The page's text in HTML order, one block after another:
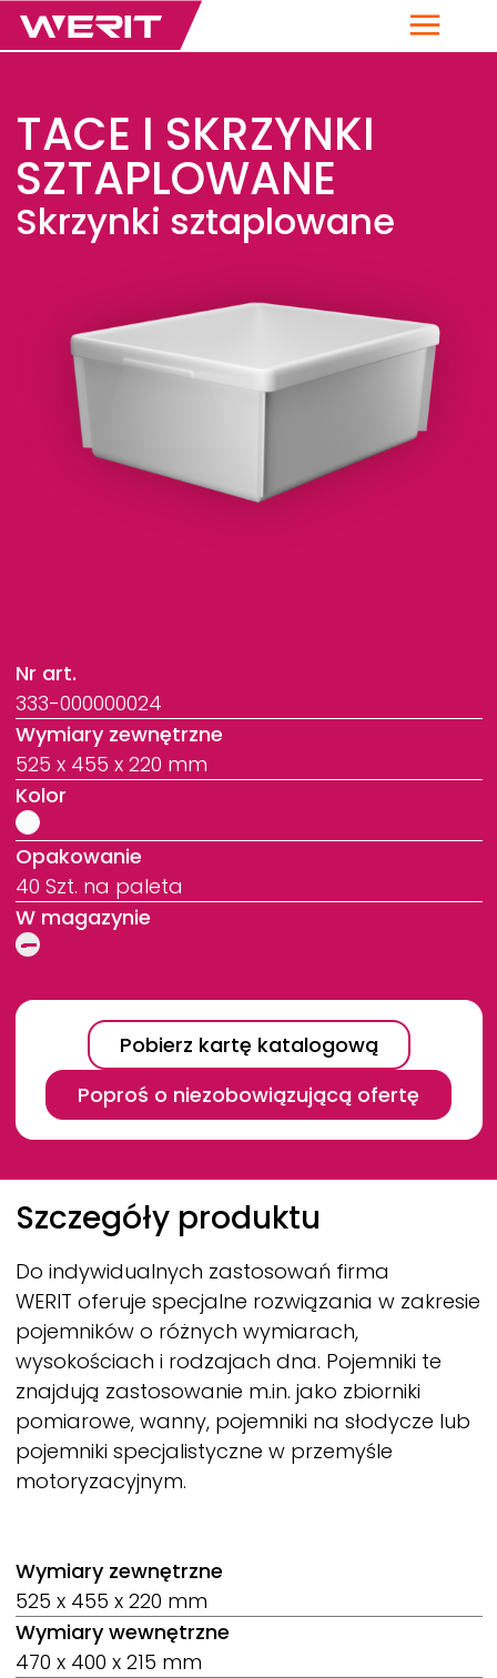
Menu
TACE I SKRZYNKI
SZTAPLOWANE
Skrzynki sztaplowane
Nr art.
333-000000024
Wymiary zewnętrzne
525 x 455 x 220 mm
Kolor
Opakowanie
40 Szt. na paleta
W magazynie
Pobierz kartę katalogową
Poproś o niezobowiązującą ofertę
Breadcrumb
Szczegóły produktu
Do indywidualnych zastosowań firma
WERIT oferuje specjalne rozwiązania w zakresie
pojemników o różnych wymiarach,
wysokościach i rodzajach dna. Pojemniki te
znajdują zastosowanie m.in. jako zbiorniki
pomiarowe, wanny, pojemniki na słodycze lub
pojemniki specjalistyczne w przemyśle
motoryzacyjnym.
Wymiary zewnętrzne
525 x 455 x 220 mm
Wymiary wewnętrzne
470 x 400 x 215 mm